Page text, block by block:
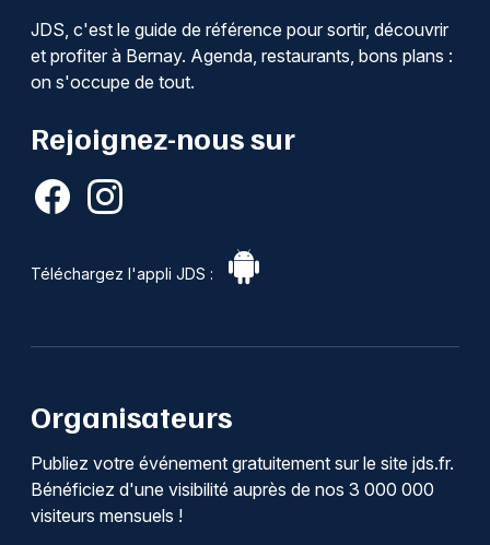
JDS, c'est le guide de référence pour sortir, découvrir
et profiter à Bernay. Agenda, restaurants, bons plans :
on s'occupe de tout.
Rejoignez-nous sur
Téléchargez l'appli JDS :
Organisateurs
Publiez votre événement gratuitement sur le site jds.fr.
Bénéficiez d'une visibilité auprès de nos 3 000 000
visiteurs mensuels !